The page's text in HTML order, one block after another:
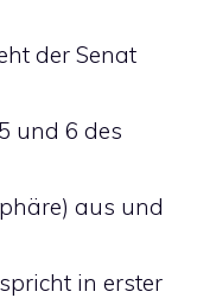
der Senat
und 6 des
aus und
in erster